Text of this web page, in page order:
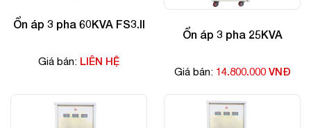
Ổn áp 3 pha 60KVA FS3.II
Giá bán: LIÊN HỆ
Ổn áp 3 pha 25KVA
Giá bán: 14.800.000 VNĐ